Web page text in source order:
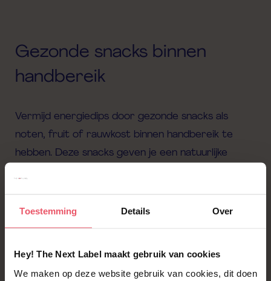
Toestemming Details Over
Hey! The Next Label maakt gebruik van cookies
We maken op deze website gebruik van cookies, dit doen
Gezonde snacks binnen
handbereik
Vermijd energiedips door gezonde snacks als
noten, fruit of rauwkost binnen handbereik te
hebben. Deze snacks geven je een natuurlijke